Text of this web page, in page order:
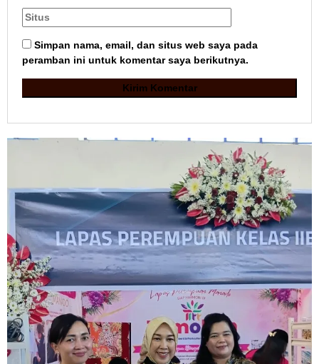
Simpan nama, email, dan situs web saya pada
peramban ini untuk komentar saya berikutnya.